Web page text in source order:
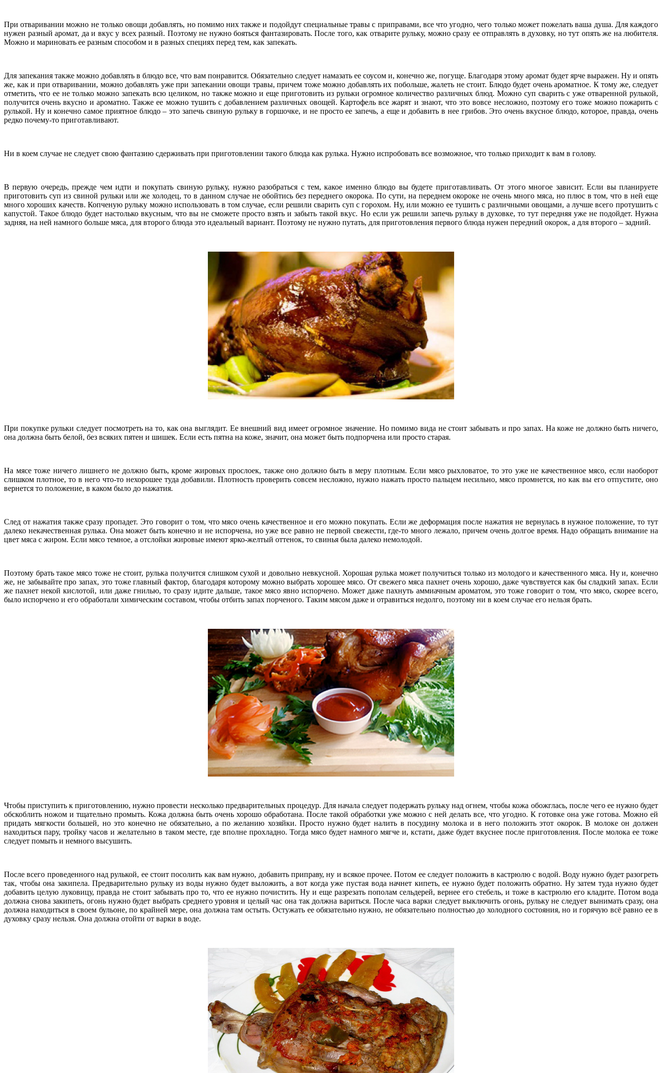
При отваривании можно не только овощи добавлять, но помимо них также и подойдут специальные травы с приправами, все что угодно, чего только может пожелать ваша душа. Для каждого
нужен разный аромат, да и вкус у всех разный. Поэтому не нужно бояться фантазировать. После того, как отварите рульку, можно сразу ее отправлять в духовку, но тут опять же на любителя.
Можно и мариновать ее разным способом и в разных специях перед тем, как запекать.
Для запекания также можно добавлять в блюдо все, что вам понравится. Обязательно следует намазать ее соусом и, конечно же, погуще. Благодаря этому аромат будет ярче выражен. Ну и опять
же, как и при отваривании, можно добавлять уже при запекании овощи травы, причем тоже можно добавлять их побольше, жалеть не стоит. Блюдо будет очень ароматное. К тому же, следует
отметить, что ее не только можно запекать всю целиком, но также можно и еще приготовить из рульки огромное количество различных блюд. Можно суп сварить с уже отваренной рулькой,
получится очень вкусно и ароматно. Также ее можно тушить с добавлением различных овощей. Картофель все жарят и знают, что это вовсе несложно, поэтому его тоже можно пожарить с
рулькой. Ну и конечно самое приятное блюдо – это запечь свиную рульку в горшочке, и не просто ее запечь, а еще и добавить в нее грибов. Это очень вкусное блюдо, которое, правда, очень
редко почему-то приготавливают.
Ни в коем случае не следует свою фантазию сдерживать при приготовлении такого блюда как рулька. Нужно испробовать все возможное, что только приходит к вам в голову.
В первую очередь, прежде чем идти и покупать свиную рульку, нужно разобраться с тем, какое именно блюдо вы будете приготавливать. От этого многое зависит. Если вы планируете
приготовить суп из свиной рульки или же холодец, то в данном случае не обойтись без переднего окорока. По сути, на переднем окороке не очень много мяса, но плюс в том, что в ней еще
много хороших качеств. Копченую рульку можно использовать в том случае, если решили сварить суп с горохом. Ну, или можно ее тушить с различными овощами, а лучше всего протушить с
капустой. Такое блюдо будет настолько вкусным, что вы не сможете просто взять и забыть такой вкус. Но если уж решили запечь рульку в духовке, то тут передняя уже не подойдет. Нужна
задняя, на ней намного больше мяса, для второго блюда это идеальный вариант. Поэтому не нужно путать, для приготовления первого блюда нужен передний окорок, а для второго – задний.
При покупке рульки следует посмотреть на то, как она выглядит. Ее внешний вид имеет огромное значение. Но помимо вида не стоит забывать и про запах. На коже не должно быть ничего,
она должна быть белой, без всяких пятен и шишек. Если есть пятна на коже, значит, она может быть подпорчена или просто старая.
На мясе тоже ничего лишнего не должно быть, кроме жировых прослоек, также оно должно быть в меру плотным. Если мясо рыхловатое, то это уже не качественное мясо, если наоборот
слишком плотное, то в него что-то нехорошее туда добавили. Плотность проверить совсем несложно, нужно нажать просто пальцем несильно, мясо промнется, но как вы его отпустите, оно
вернется то положение, в каком было до нажатия.
След от нажатия также сразу пропадет. Это говорит о том, что мясо очень качественное и его можно покупать. Если же деформация после нажатия не вернулась в нужное положение, то тут
далеко некачественная рулька. Она может быть конечно и не испорчена, но уже все равно не первой свежести, где-то много лежало, причем очень долгое время. Надо обращать внимание на
цвет мяса с жиром. Если мясо темное, а отслойки жировые имеют ярко-желтый оттенок, то свинья была далеко немолодой.
Поэтому брать такое мясо тоже не стоит, рулька получится слишком сухой и довольно невкусной. Хорошая рулька может получиться только из молодого и качественного мяса. Ну и, конечно
же, не забывайте про запах, это тоже главный фактор, благодаря которому можно выбрать хорошее мясо. От свежего мяса пахнет очень хорошо, даже чувствуется как бы сладкий запах. Если
же пахнет некой кислотой, или даже гнилью, то сразу идите дальше, такое мясо явно испорчено. Может даже пахнуть аммиачным ароматом, это тоже говорит о том, что мясо, скорее всего,
было испорчено и его обработали химическим составом, чтобы отбить запах порченого. Таким мясом даже и отравиться недолго, поэтому ни в коем случае его нельзя брать.
Чтобы приступить к приготовлению, нужно провести несколько предварительных процедур. Для начала следует подержать рульку над огнем, чтобы кожа обожглась, после чего ее нужно будет
обскоблить ножом и тщательно промыть. Кожа должна быть очень хорошо обработана. После такой обработки уже можно с ней делать все, что угодно. К готовке она уже готова. Можно ей
придать мягкости большей, но это конечно не обязательно, а по желанию хозяйки. Просто нужно будет налить в посудину молока и в него положить этот окорок. В молоке он должен
находиться пару, тройку часов и желательно в таком месте, где вполне прохладно. Тогда мясо будет намного мягче и, кстати, даже будет вкуснее после приготовления. После молока ее тоже
следует помыть и немного высушить.
После всего проведенного над рулькой, ее стоит посолить как вам нужно, добавить приправу, ну и всякое прочее. Потом ее следует положить в кастрюлю с водой. Воду нужно будет разогреть
так, чтобы она закипела. Предварительно рульку из воды нужно будет выложить, а вот когда уже пустая вода начнет кипеть, ее нужно будет положить обратно. Ну затем туда нужно будет
добавить целую луковицу, правда не стоит забывать про то, что ее нужно почистить. Ну и еще разрезать пополам сельдерей, вернее его стебель, и тоже в кастрюлю его кладите. Потом вода
должна снова закипеть, огонь нужно будет выбрать среднего уровня и целый час она так должна вариться. После часа варки следует выключить огонь, рульку не следует вынимать сразу, она
должна находиться в своем бульоне, по крайней мере, она должна там остыть. Остужать ее обязательно нужно, не обязательно полностью до холодного состояния, но и горячую всё равно ее в
духовку сразу нельзя. Она должна отойти от варки в воде.